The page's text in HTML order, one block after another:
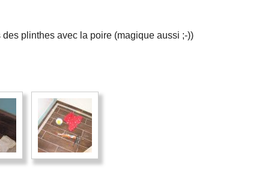
plinthes avec la poire (magique aussi ;-))